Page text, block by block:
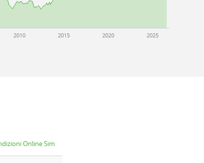
2010 2015 2020 2025
Online Sim